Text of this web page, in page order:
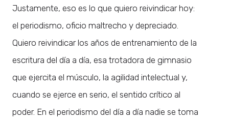
Justamente, eso es lo que quiero reivindicar hoy:
el periodismo, oficio maltrecho y depreciado.
Quiero reivindicar los años de entrenamiento de la
escritura del día a día, esa trotadora de gimnasio
que ejercita el músculo, la agilidad intelectual y,
cuando se ejerce en serio, el sentido crítico al
poder. En el periodismo del día a día nadie se toma